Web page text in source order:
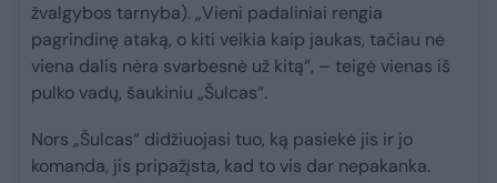
žvalgybos tarnyba). „Vieni padaliniai rengia
pagrindinę ataką, o kiti veikia kaip jaukas, tačiau nė
viena dalis nėra svarbesnė už kitą“, – teigė vienas iš
pulko vadų, šaukiniu „Šulcas“.
Nors „Šulcas“ didžiuojasi tuo, ką pasiekė jis ir jo
komanda, jis pripažįsta, kad to vis dar nepakanka.